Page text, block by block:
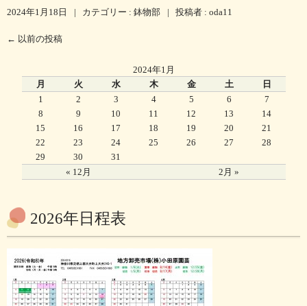
2024年1月18日 | カテゴリー : 鉢物部 | 投稿者 : oda11
← 以前の投稿
2024年1月
月
火 水 木 金 土 日
« 12月 2月 »
1 2 3 4 5 6
7
8
9 10 11 12 13
14
15
16 17 18 19 20
21
22
23 24 25 26 27
28
29
30 31
2026年日程表